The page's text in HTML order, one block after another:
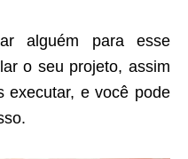
alguém para esse
o seu projeto, assim
executar, e você pode